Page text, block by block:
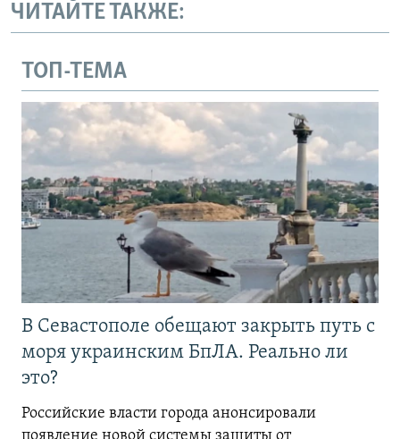
ЧИТАЙТЕ ТАКЖЕ:
ТОП-ТЕМА
В Севастополе обещают закрыть путь с
моря украинским БпЛА. Реально ли
это?
Российские власти города анонсировали